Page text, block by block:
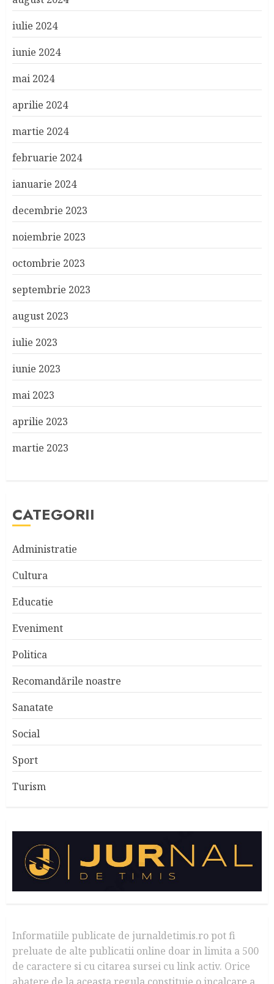
iulie 2024
iunie 2024
mai 2024
aprilie 2024
martie 2024
februarie 2024
ianuarie 2024
decembrie 2023
noiembrie 2023
octombrie 2023
septembrie 2023
august 2023
iulie 2023
iunie 2023
mai 2023
aprilie 2023
martie 2023
CATEGORII
Administratie
Cultura
Educatie
Eveniment
Politica
Recomandările noastre
Sanatate
Social
Sport
Turism
Informatiile publicate de jurnaldetimis.ro pot fi
preluate de alte publicatii online doar in limita a 500
de caractere si cu citarea sursei cu link activ. Orice